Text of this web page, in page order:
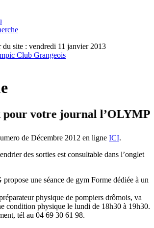
du site : vendredi 11 janvier 2013
votre journal l’OLYMPIC
de Décembre 2012 en ligne ICI.
des sorties est consultable dans l’onglet
propose une séance de gym Forme dédiée à un
physique de pompiers drômois, va
condition physique le lundi de 18h30 à 19h30.
tél au 04 69 30 61 98.